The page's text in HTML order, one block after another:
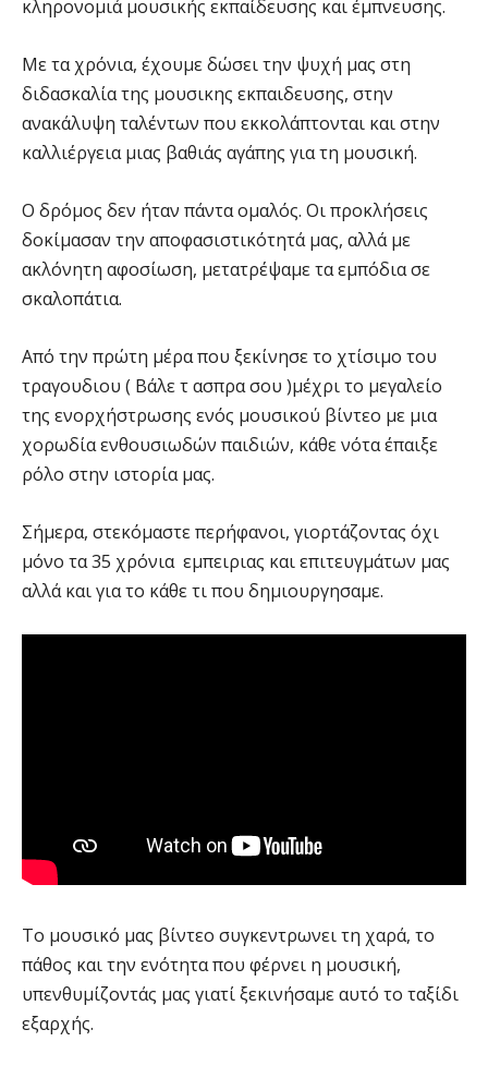
κληρονομιά μουσικής εκπαίδευσης και έμπνευσης.
Με τα χρόνια, έχουμε δώσει την ψυχή μας στη
διδασκαλία της μουσικης εκπαιδευσης, στην
ανακάλυψη ταλέντων που εκκολάπτονται και στην
καλλιέργεια μιας βαθιάς αγάπης για τη μουσική.
Ο δρόμος δεν ήταν πάντα ομαλός. Οι προκλήσεις
δοκίμασαν την αποφασιστικότητά μας, αλλά με
ακλόνητη αφοσίωση, μετατρέψαμε τα εμπόδια σε
σκαλοπάτια.
Από την πρώτη μέρα που ξεκίνησε το χτίσιμο του
τραγουδιου ( Βάλε τ ασπρα σου )μέχρι το μεγαλείο
της ενορχήστρωσης ενός μουσικού βίντεο με μια
χορωδία ενθουσιωδών παιδιών, κάθε νότα έπαιξε
ρόλο στην ιστορία μας.
Σήμερα, στεκόμαστε περήφανοι, γιορτάζοντας όχι
μόνο τα 35 χρόνια εμπειριας και επιτευγμάτων μας
αλλά και για το κάθε τι που δημιουργησαμε.
Το μουσικό μας βίντεο συγκεντρωνει τη χαρά, το
πάθος και την ενότητα που φέρνει η μουσική,
υπενθυμίζοντάς μας γιατί ξεκινήσαμε αυτό το ταξίδι
εξαρχής.